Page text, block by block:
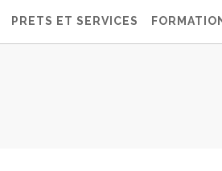
PRETS ET SERVICES